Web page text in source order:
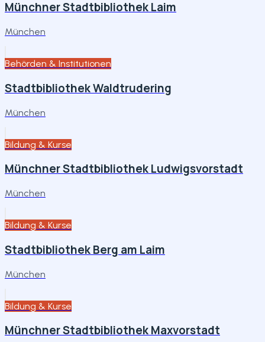
Münchner Stadtbibliothek Laim
München
Behörden & Institutionen
Stadtbibliothek Waldtrudering
München
Bildung & Kurse
Münchner Stadtbibliothek Ludwigsvorstadt
München
Bildung & Kurse
Stadtbibliothek Berg am Laim
München
Bildung & Kurse
Münchner Stadtbibliothek Maxvorstadt